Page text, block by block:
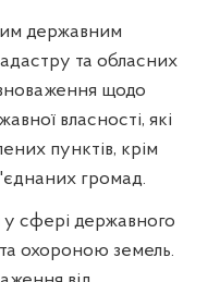
державним
та обласних
щодо
власності, які
пунктів, крім
громад.
сфері державного
охороною земель.